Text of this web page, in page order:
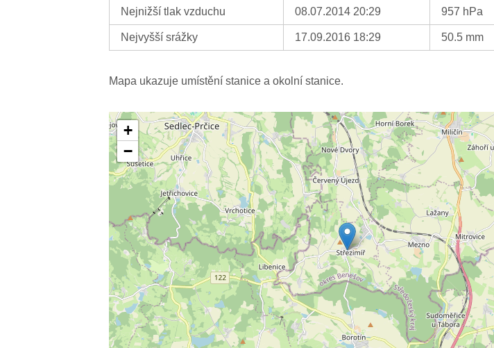
Nejnižší tlak vzduchu 08.07.2014 20:29 957 hPa
Nejvyšší srážky 17.09.2016 18:29 50.5 mm
Mapa ukazuje umístění stanice a okolní stanice.
+
−